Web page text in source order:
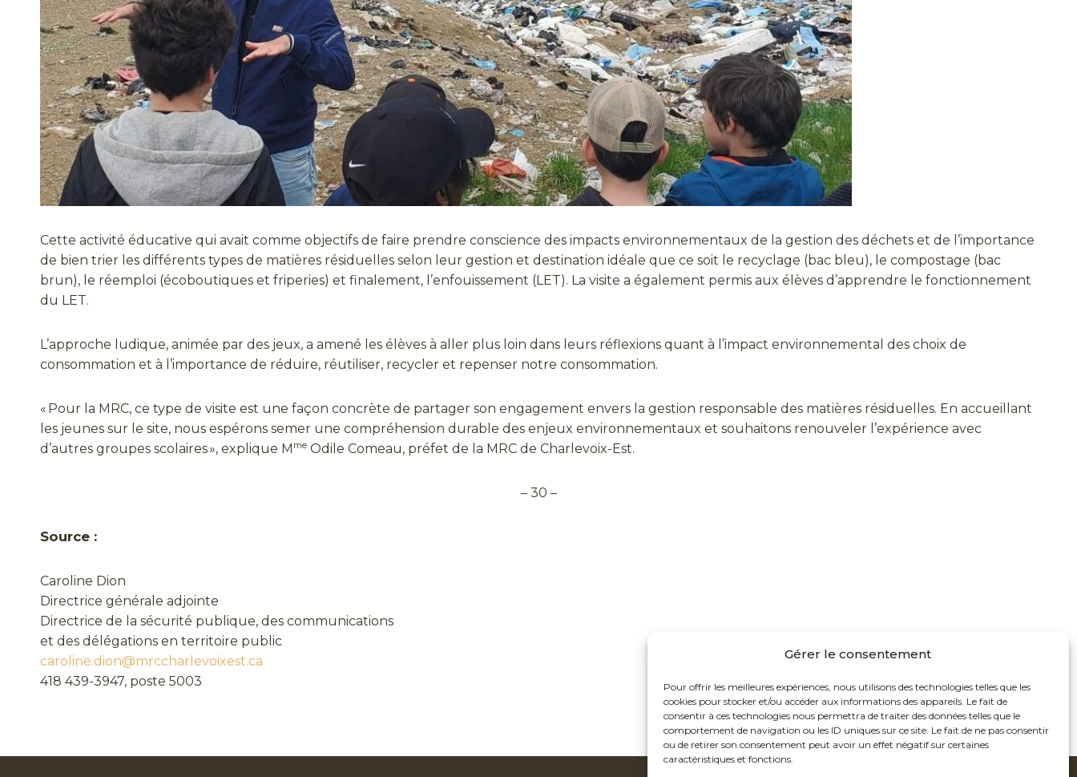
Gérer le consentement
Pour offrir les meilleures expériences, nous utilisons des technologies telles que les
cookies pour stocker et/ou accéder aux informations des appareils. Le fait de
consentir à ces technologies nous permettra de traiter des données telles que le
comportement de navigation ou les ID uniques sur ce site. Le fait de ne pas consentir
ou de retirer son consentement peut avoir un effet négatif sur certaines
caractéristiques et fonctions.
Cette activité éducative qui avait comme objectifs de faire prendre conscience des impacts environnementaux de la gestion des déchets et de l’importance
de bien trier les différents types de matières résiduelles selon leur gestion et destination idéale que ce soit le recyclage (bac bleu), le compostage (bac
brun), le réemploi (écoboutiques et friperies) et finalement, l’enfouissement (LET). La visite a également permis aux élèves d’apprendre le fonctionnement
du LET.
L’approche ludique, animée par des jeux, a amené les élèves à aller plus loin dans leurs réflexions quant à l’impact environnemental des choix de
consommation et à l’importance de réduire, réutiliser, recycler et repenser notre consommation.
« Pour la MRC, ce type de visite est une façon concrète de partager son engagement envers la gestion responsable des matières résiduelles. En accueillant
les jeunes sur le site, nous espérons semer une compréhension durable des enjeux environnementaux et souhaitons renouveler l’expérience avec
d’autres groupes scolaires », explique M me Odile Comeau, préfet de la MRC de Charlevoix-Est.
– 30 –
Source :
Caroline Dion
Directrice générale adjointe
Directrice de la sécurité publique, des communications
et des délégations en territoire public
caroline.dion@mrccharlevoixest.ca
418 439-3947, poste 5003